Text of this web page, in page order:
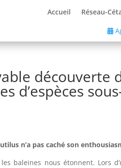
Accueil Réseau-
découverte
d’espèces
n’a pas caché son
baleines nous étonnent. Lors